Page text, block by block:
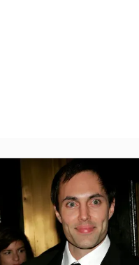
Анджелины
аут* после